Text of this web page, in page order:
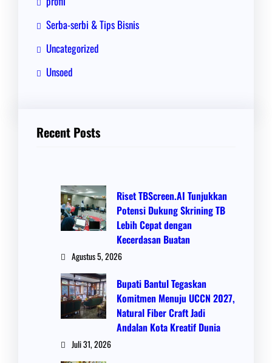
Serba-serbi & Tips Bisnis
Uncategorized
Unsoed
Recent Posts
Riset TBScreen.AI Tunjukkan
Potensi Dukung Skrining TB
Lebih Cepat dengan
Kecerdasan Buatan
Agustus 5, 2026
Bupati Bantul Tegaskan
Komitmen Menuju UCCN 2027,
Natural Fiber Craft Jadi
Andalan Kota Kreatif Dunia
Juli 31, 2026